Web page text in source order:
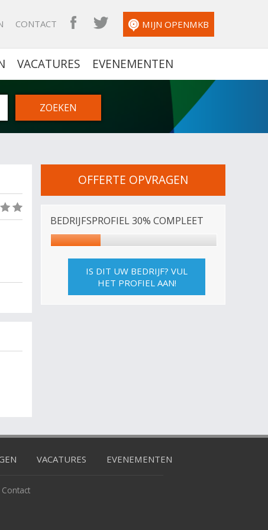
CONTACT OPENMKB FACEBOOK
OPENMKB TWITTER
MIJN OPENMKB
VACATURES EVENEMENTEN
OFFERTE OPVRAGEN
BEDRIJFSPROFIEL 30% COMPLEET
IS DIT UW BEDRIJF? VUL
HET PROFIEL AAN!
VACATURES EVENEMENTEN
Contact